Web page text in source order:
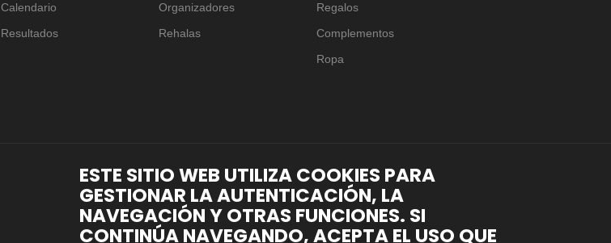
Calendario
Resultados
Organizadores
Rehalas
Regalos
Complementos
Ropa
ESTE SITIO WEB UTILIZA COOKIES PARA
GESTIONAR LA AUTENTICACIÓN, LA
NAVEGACIÓN Y OTRAS FUNCIONES. SI
CONTINÚA NAVEGANDO, ACEPTA EL USO QUE